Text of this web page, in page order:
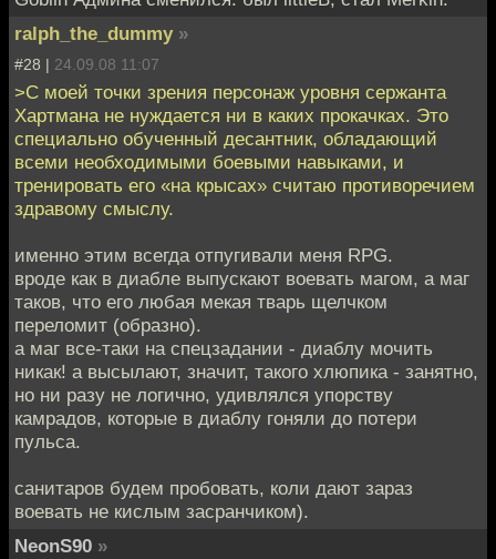
ralph_the_dummy »
#28 | 24.09.08 11:07
>С моей точки зрения персонаж уровня сержанта
Хартмана не нуждается ни в каких прокачках. Это
специально обученный десантник, обладающий
всеми необходимыми боевыми навыками, и
тренировать его «на крысах» считаю противоречием
здравому смыслу.
именно этим всегда отпугивали меня RPG.
вроде как в диабле выпускают воевать магом, а маг
таков, что его любая мекая тварь щелчком
переломит (образно).
а маг все-таки на спецзадании - диаблу мочить
никак! а высылают, значит, такого хлюпика - занятно,
но ни разу не логично, удивлялся упорству
камрадов, которые в диаблу гоняли до потери
пульса.
санитаров будем пробовать, коли дают зараз
воевать не кислым засранчиком).
NeonS90 »